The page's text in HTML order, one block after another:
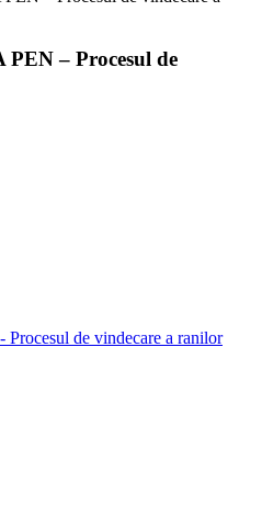
– Procesul de
de vindecare a ranilor